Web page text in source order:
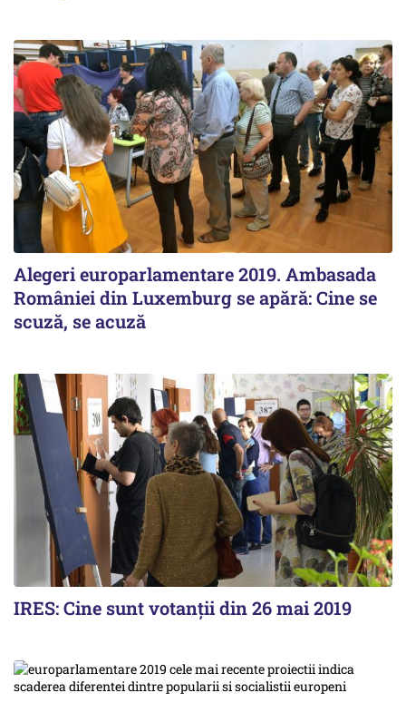
Alegeri europarlamentare 2019. Ambasada
României din Luxemburg se apără: Cine se
scuză, se acuză
IRES: Cine sunt votanții din 26 mai 2019